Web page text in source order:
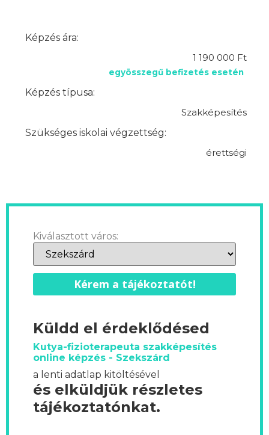
Képzés ára:
1 190 000 Ft
egyösszegű befizetés esetén
Képzés típusa:
Szakképesítés
Szükséges iskolai végzettség:
érettségi
Kiválasztott város:
Kérem a tájékoztatót!
Küldd el érdeklődésed
Kutya-fizioterapeuta szakképesítés
online képzés - Szekszárd
a lenti adatlap kitöltésével
és elküldjük részletes
tájékoztatónkat.